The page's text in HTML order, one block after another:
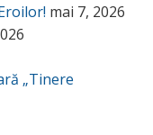
mai 7, 2026
„Tinere